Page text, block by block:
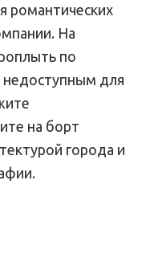
романтических
На
по
недоступным для
на борт
города и